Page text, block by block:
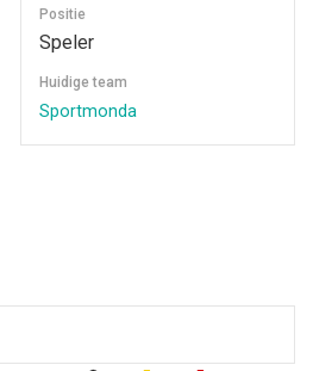
Positie
Speler
Huidige team
Sportmonda